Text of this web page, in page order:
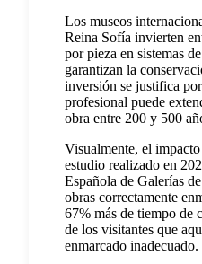
Los museos
Reina Sofía invierten
por pieza en sistemas
garantizan la
inversión se justifica
profesional puede
obra entre 200 y 500
Visualmente, el
estudio realizado en
Española de Galerías
obras correctamente
67% más de tiempo de
de los visitantes que
enmarcado inadecuado.